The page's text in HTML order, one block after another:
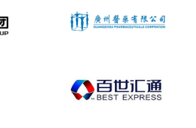
珏瑞科技有限公司
电桥电子科技有限公司
珏瑞科技有限公司
珏瑞科技有限公司